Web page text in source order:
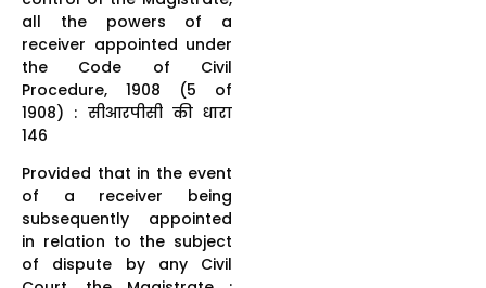
all the powers of a
receiver appointed under
the Code of Civil
Procedure, 1908 (5 of
1908) : सीआरपीसी की धारा
146
Provided that in the event
of a receiver being
subsequently appointed
in relation to the subject
of dispute by any Civil